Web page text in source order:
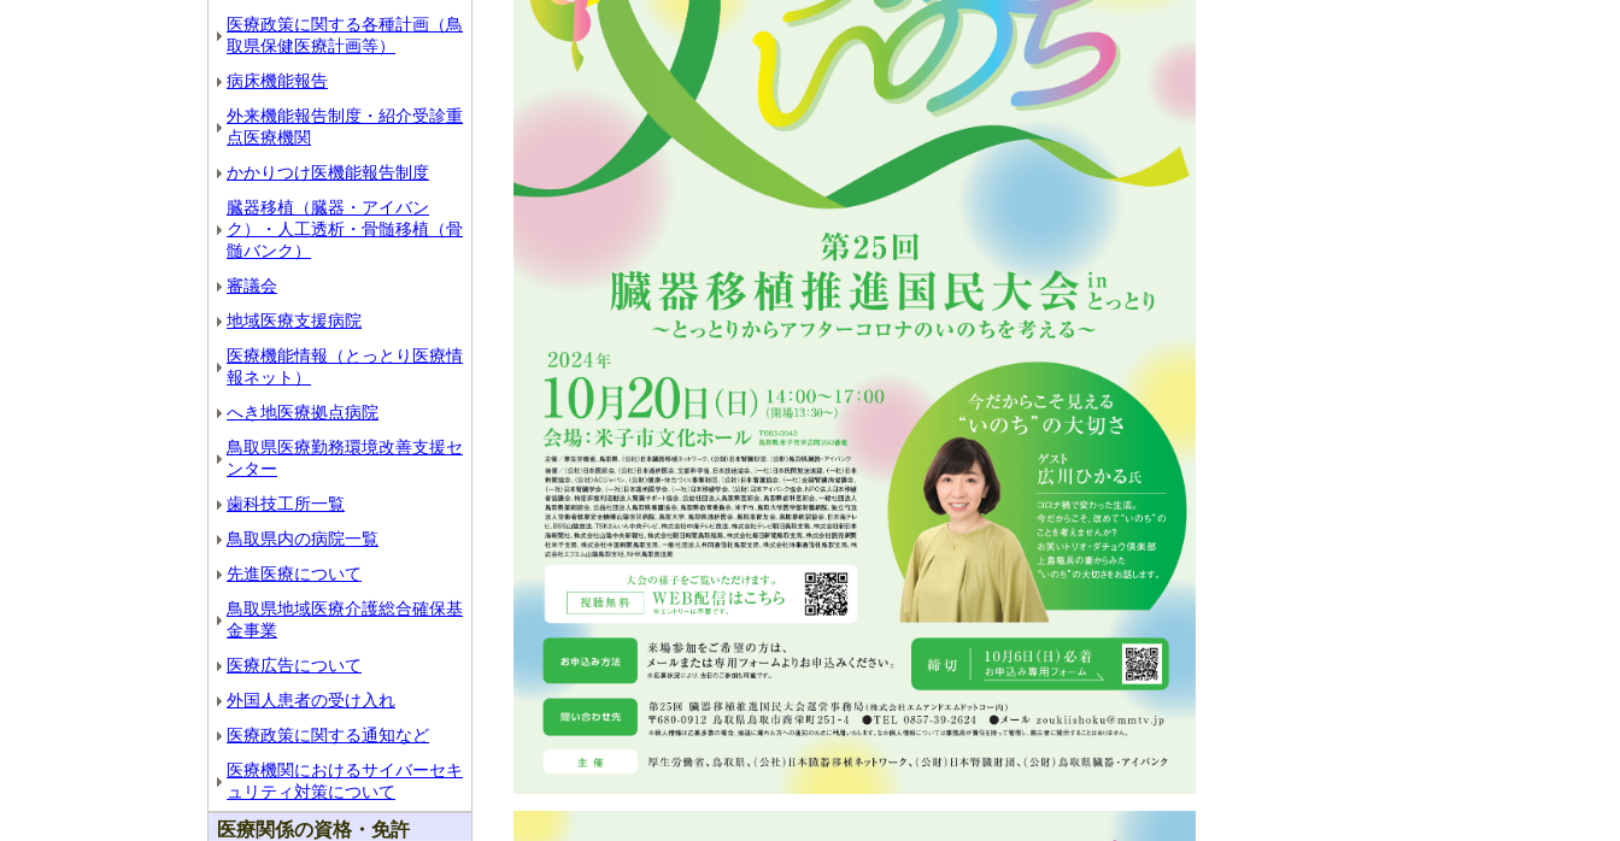
医療政策に関する各種計画（鳥
取県保健医療計画等）
病床機能報告
外来機能報告制度・紹介受診重
点医療機関
かかりつけ医機能報告制度
臓器移植（臓器・アイバン
ク）・人工透析・骨髄移植（骨
髄バンク）
審議会
地域医療支援病院
医療機能情報（とっとり医療情
報ネット）
へき地医療拠点病院
鳥取県医療勤務環境改善支援セ
ンター
歯科技工所一覧
鳥取県内の病院一覧
先進医療について
鳥取県地域医療介護総合確保基
金事業
医療広告について
外国人患者の受け入れ
医療政策に関する通知など
医療機関におけるサイバーセキ
ュリティ対策について
医療関係の資格・免許